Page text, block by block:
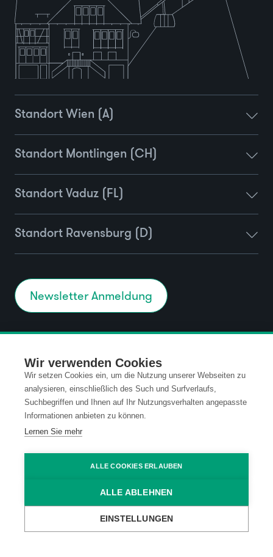
Wir verwenden Cookies
Wir setzen Cookies ein, um die Nutzung unserer Webseiten zu
analysieren, einschließlich des Such und Surfverlaufs,
Suchbegriffen und Ihnen auf Ihr Nutzungsverhalten angepasste
Informationen anbieten zu können.
Lernen Sie mehr
ALLE COOKIES ERLAUBEN
ALLE ABLEHNEN
EINSTELLUNGEN
Standort Wien (A)
Standort Montlingen (CH)
Standort Vaduz (FL)
Standort Ravensburg (D)
Newsletter Anmeldung
Impressum
AGB
Code of Conduct